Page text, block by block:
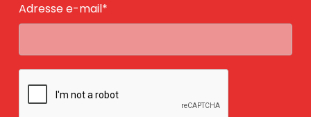
Adresse e-mail*